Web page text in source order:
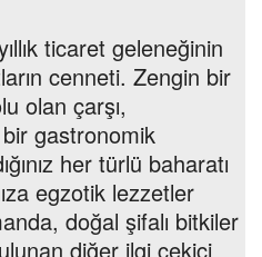
ticaret geleneğinin
cenneti. Zengin bir
olan çarşı,
gastronomik
her türlü baharatı
egzotik lezzetler
doğal şifalı bitkiler
diğer ilgi çekici